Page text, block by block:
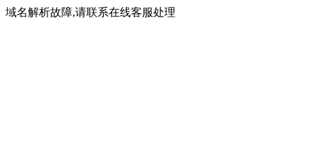
域名解析故障,请联系在线客服处理